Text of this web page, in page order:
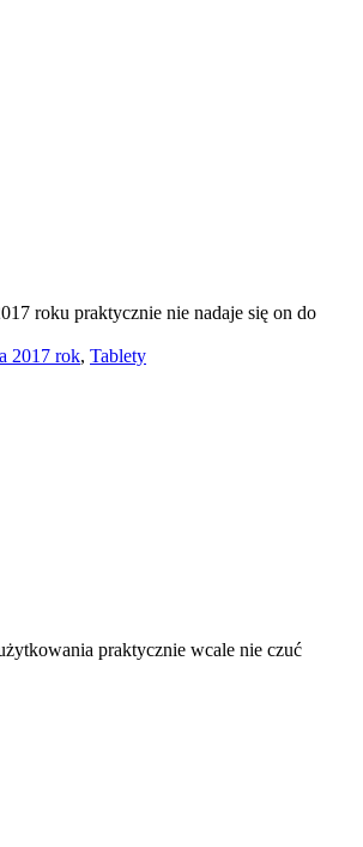
roku praktycznie nie nadaje się on do
2017 rok, Tablety
praktycznie wcale nie czuć